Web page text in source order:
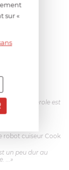
Cette casserole est
robot cuiseur Cook
un peu dur au
...»
sur «